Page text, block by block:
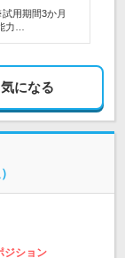
用期間3か月
力…
気になる
ジション